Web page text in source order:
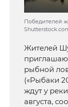
Победителей
Жителей
рыбной
(«Рыбаки
ждут у
августа,